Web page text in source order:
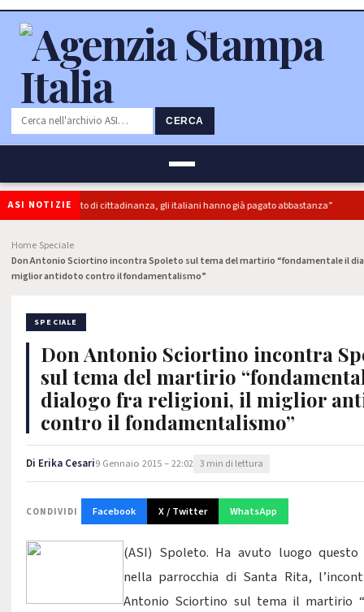
CERCA
ASI NOTIZIEe reddito di cittadinanza, gli italiani hanno già pagato abbastanza”
Home Speciale
Don Antonio Sciortino incontra Spoleto sul tema del martirio “fondamentale il
miglior antidoto contro il fondamentalismo”
SPECIALE
Don Antonio Sciortino incontra
sul tema del martirio
dialogo fra religioni, il miglior
contro il fondamentalismo”
Di Erika Cesari9 Gennaio 2015 – 22:02 3 min di lettura
CONDIVIDI Facebook X / Twitter WhatsApp
(ASI) Spoleto. Ha avuto luogo questo
nella parrocchia di Santa Rita,
Antonio Sciortino sul tema il martirio